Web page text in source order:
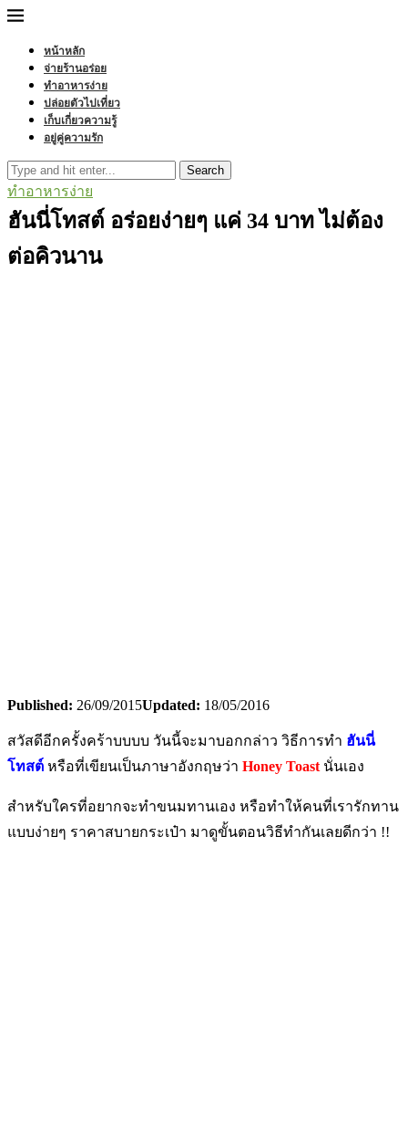
หน้าหลัก
จ่ายร้านอร่อย
ทำอาหารง่าย
ปล่อยตัวไปเที่ยว
เก็บเกี่ยวความรู้
อยู่คู่ความรัก
Search
ทำอาหารง่าย
ฮันนี่โทสต์ อร่อยง่ายๆ แค่ 34 บาท ไม่ต้อง
ต่อคิวนาน
Published: 26/09/2015Updated: 18/05/2016
สวัสดีอีกครั้งคร้าบบบบ วันนี้จะมาบอกกล่าว วิธีการทำ ฮันนี่
โทสต์ หรือที่เขียนเป็นภาษาอังกฤษว่า Honey Toast นั่นเอง
สำหรับใครที่อยากจะทำขนมทานเอง หรือทำให้คนที่เรารักทาน
แบบง่ายๆ ราคาสบายกระเป๋า มาดูขั้นตอนวิธีทำกันเลยดีกว่า !!